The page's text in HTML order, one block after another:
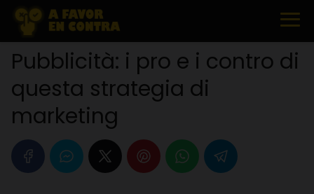
Pubblicità: i pro e i contro di
questa strategia di
marketing